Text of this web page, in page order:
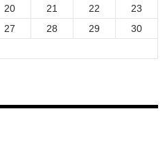
20 21 22
23
27 28 29
30